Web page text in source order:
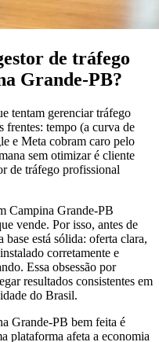
de tráfego
Grande-PB?
tentam gerenciar tráfego
frentes: tempo (a curva de
e Meta cobram caro pelo
sem otimizar é cliente
de tráfego profissional
Campina Grande-PB
vende. Por isso, antes de
está sólida: oferta clara,
corretamente e
Essa obsessão por
resultados consistentes em
do Brasil.
Grande-PB bem feita é
plataforma afeta a economia